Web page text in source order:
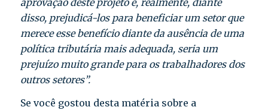
disso, prejudicá-los para beneficiar um setor que
merece esse benefício diante da ausência de uma
política tributária mais adequada, seria um
prejuízo muito grande para os trabalhadores dos
outros setores”.
Se você gostou desta matéria sobre a